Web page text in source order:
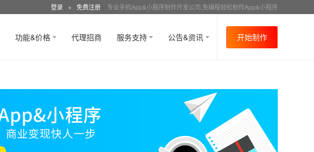
登录 ● 免费注册 专业手机App&小程序制作开发公司,免编程轻松制作App&小程序
功能&价格 代理招商 服务支持 公告&资讯 开始制作